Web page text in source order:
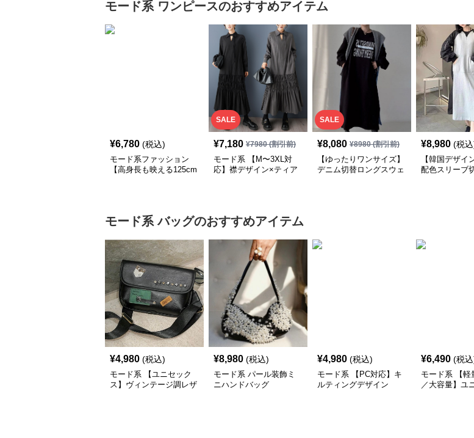
モード系 ワンピースのおすすめアイテム
¥6,780 (税込)
モード系ファッション
【高身長も映える125cm
SALE
¥7,180 ¥7980(割引前)
モード系 【M〜3XL対
応】襟デザイン×ティア
SALE
¥8,080 ¥8980(割引前)
【ゆったりワンサイズ】
デニム切替ロングスウェ
¥8,980 (税
【韓国デザイ
配色スリーブ
モード系 バッグのおすすめアイテム
¥4,980 (税込)
モード系 【ユニセック
ス】ヴィンテージ調レザ
¥8,980 (税込)
モード系 パール装飾ミ
ニハンドバッグ
¥4,980 (税込)
モード系 【PC対応】キ
ルティングデザイン
¥6,490 (税
モード系 【軽
／大容量】ユ